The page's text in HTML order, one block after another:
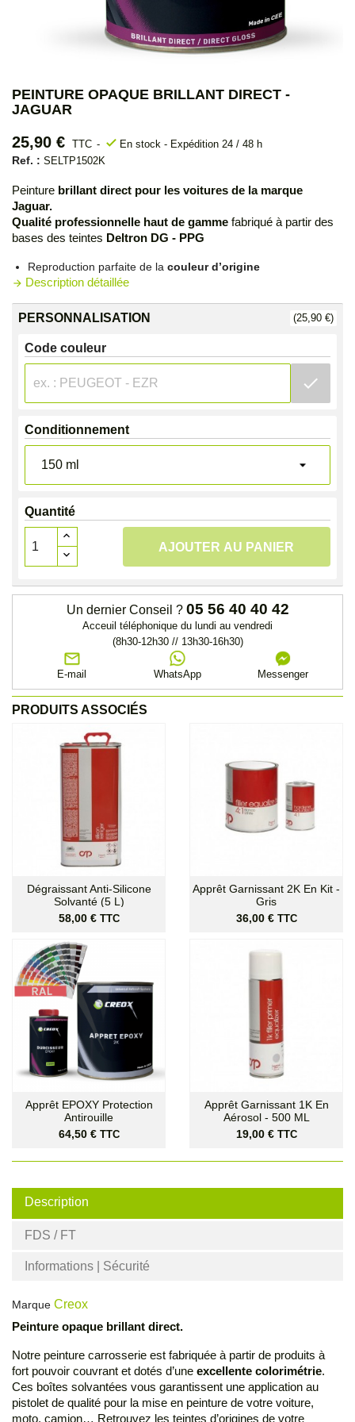
PEINTURE OPAQUE BRILLANT DIRECT -
JAGUAR
25,90 € TTC check En stock - Expédition 24 / 48 h
Ref. : SELTP1502K
Peinture brillant direct pour les voitures de la marque
Jaguar.
Qualité professionnelle haut de gamme fabriqué à partir des
bases des teintes Deltron DG - PPG
Reproduction parfaite de la couleur d’origine
arrow_forward Description détaillée
PERSONNALISATION (25,90 €)
Code couleur
check
Conditionnement
Quantité
AJOUTER AU PANIER
Un dernier Conseil ? 05 56 40 40 42
Acceuil téléphonique du lundi au vendredi
(8h30-12h30 // 13h30-16h30)
E-mail WhatsApp Messenger
PRODUITS ASSOCIÉS
Dégraissant Anti-Silicone
Solvanté (5 L)
Prix
58,00 € TTC
Apprêt Garnissant 2K En Kit -
Gris
Prix
36,00 € TTC
Apprêt EPOXY Protection
Antirouille
Prix
64,50 € TTC
Apprêt Garnissant 1K En
Aérosol - 500 ML
Prix
19,00 € TTC
Description
FDS / FT
Informations | Sécurité
Marque Creox
Peinture opaque brillant direct.
Notre peinture carrosserie est fabriquée à partir de produits à
fort pouvoir couvrant et dotés d’une excellente colorimétrie.
Ces boîtes solvantées vous garantissent une application au
pistolet de qualité pour la mise en peinture de votre voiture,
moto, camion… Retrouvez les teintes d’origines de votre